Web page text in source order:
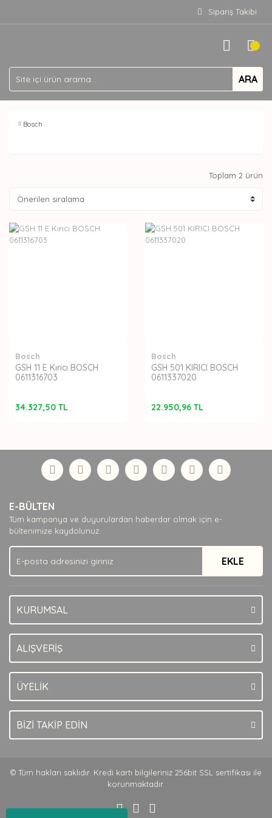
Sipariş Takibi
ARA
Bosch
Toplam 2 ürün
Bosch
GSH 11 E Kırıcı BOSCH
0611316703
34.327,50 TL
Bosch
GSH 501 KIRICI BOSCH
0611337020
22.950,96 TL
E-BÜLTEN
Tüm kampanya ve duyurulardan haberdar olmak için e-
bültenimize kaydolunuz.
EKLE
KURUMSAL
ALIŞVERİŞ
ÜYELİK
BİZİ TAKİP EDİN
© Tüm hakları saklıdır. Kredi kartı bilgileriniz 256bit SSL sertifikası ile
korunmaktadır.